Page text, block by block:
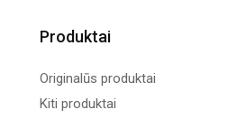
Produktai
Originalūs produktai
Kiti produktai